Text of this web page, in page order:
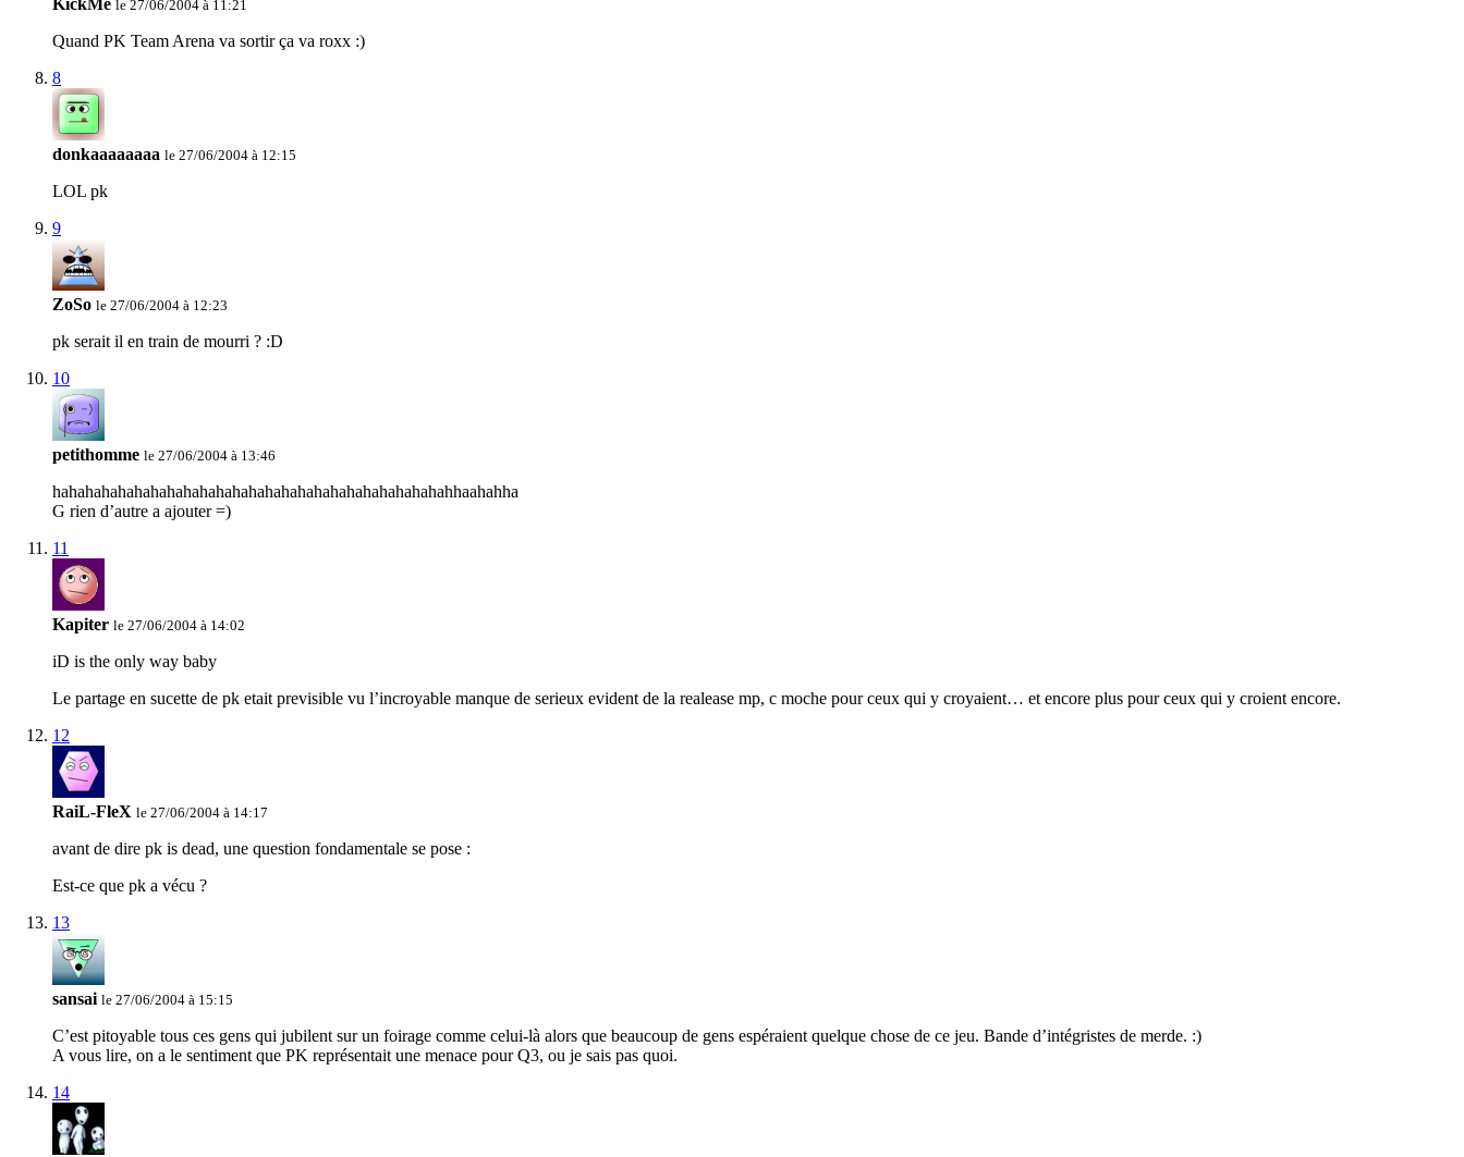
KickMe le 27/06/2004 à 11:21
Quand PK Team Arena va sortir ça va roxx :)
8
donkaaaaaaaa le 27/06/2004 à 12:15
LOL pk
9
ZoSo le 27/06/2004 à 12:23
pk serait il en train de mourri ? :D
10
petithomme le 27/06/2004 à 13:46
hahahahahahahahahahahahahahahahahahahahahahahahahhaahahha
G rien d’autre a ajouter =)
11
Kapiter le 27/06/2004 à 14:02
iD is the only way baby
Le partage en sucette de pk etait previsible vu l’incroyable manque de serieux evident de la realease mp, c moche pour ceux qui y croyaient… et encore plus pour ceux qui y croient encore.
12
RaiL-FleX le 27/06/2004 à 14:17
avant de dire pk is dead, une question fondamentale se pose :
Est-ce que pk a vécu ?
13
sansai le 27/06/2004 à 15:15
C’est pitoyable tous ces gens qui jubilent sur un foirage comme celui-là alors que beaucoup de gens espéraient quelque chose de ce jeu. Bande d’intégristes de merde. :)
A vous lire, on a le sentiment que PK représentait une menace pour Q3, ou je sais pas quoi.
14